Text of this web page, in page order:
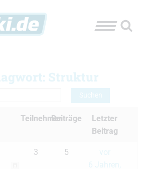
Struktur
TeilnehmerBeiträge
Letzter
Beitrag
3 5